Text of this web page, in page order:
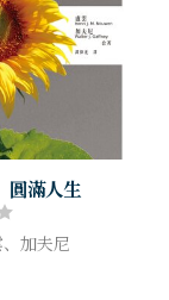
圓滿人生
加夫尼